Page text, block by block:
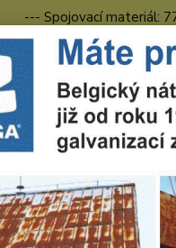
--- Spojovací materiál:
ZINGA Fotogalerie z výstav
Úvod